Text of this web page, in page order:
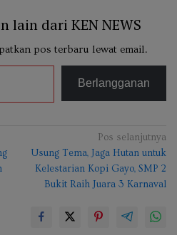
lain dari KEN NEWS
pos terbaru lewat email.
Berlangganan
Pos selanjutnya
Usung Tema, Jaga Hutan untuk
Kelestarian Kopi Gayo, SMP 2
Bukit Raih Juara 3 Karnaval